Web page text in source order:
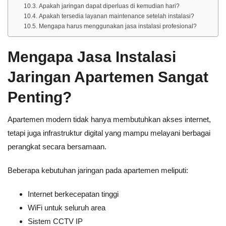
Apakah jaringan dapat diperluas di kemudian hari?
Apakah tersedia layanan maintenance setelah instalasi?
Mengapa harus menggunakan jasa instalasi profesional?
Mengapa Jasa Instalasi
Jaringan Apartemen Sangat
Penting?
Apartemen modern tidak hanya membutuhkan akses internet,
tetapi juga infrastruktur digital yang mampu melayani berbagai
perangkat secara bersamaan.
Beberapa kebutuhan jaringan pada apartemen meliputi:
Internet berkecepatan tinggi
WiFi untuk seluruh area
Sistem CCTV IP